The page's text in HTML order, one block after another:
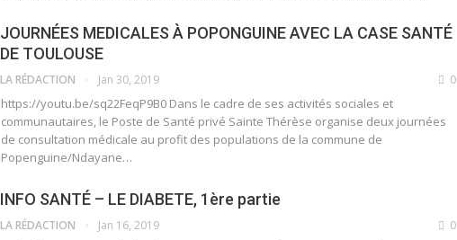
JOURNÉES MEDICALES À POPONGUINE AVEC LA CASE SANTÉ
DE TOULOUSE
LA RÉDACTION Jan 30, 2019 0
https://youtu.be/sq22FeqP9B0 Dans le cadre de ses activités sociales et
communautaires, le Poste de Santé privé Sainte Thérèse organise deux journées
de consultation médicale au profit des populations de la commune de
Popenguine/Ndayane…
INFO SANTÉ – LE DIABETE, 1ère partie
LA RÉDACTION Jan 16, 2019 0